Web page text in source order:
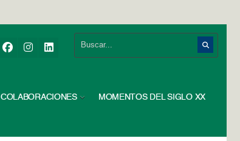
COLABORACIONES MOMENTOS DEL SIGLO XX